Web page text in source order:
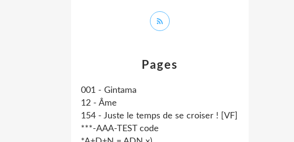
Pages
001 - Gintama
12 - Âme
154 - Juste le temps de se croiser ! [VF]
***-AAA-TEST code